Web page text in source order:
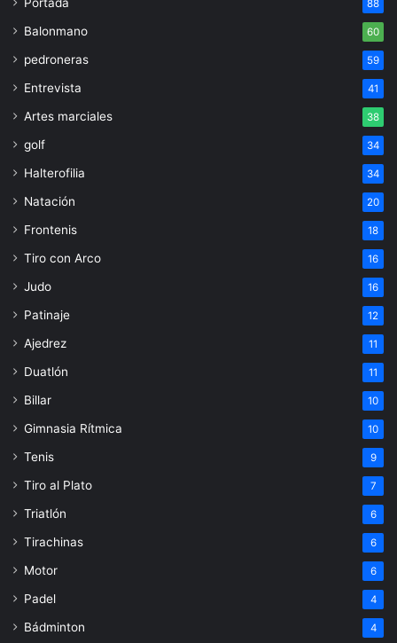
88
Balonmano 60
pedroneras 59
Entrevista 41
Artes marciales 38
golf 34
Halterofilia 34
Natación 20
Frontenis 18
Tiro con Arco 16
Judo 16
Patinaje 12
Ajedrez 11
Duatlón 11
Billar 10
Gimnasia Rítmica 10
Tenis 9
Tiro al Plato 7
Triatlón 6
Tirachinas 6
Motor 6
Padel 4
Bádminton 4